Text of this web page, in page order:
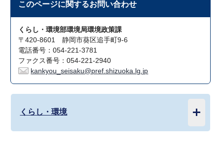
このページに関するお問い合わせ
くらし・環境部環境局環境政策課
〒420-8601 静岡市葵区追手町9-6
電話番号：054-221-3781
ファクス番号：054-221-2940
kankyou_seisaku@pref.shizuoka.lg.jp
くらし・環境